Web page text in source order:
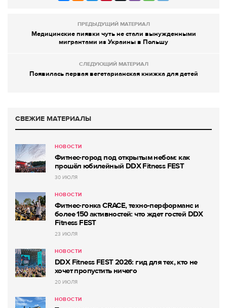
ПРЕДЫДУЩИЙ МАТЕРИАЛ
Медицинские пиявки чуть не стали вынужденными
мигрантами из Украины в Польшу
СЛЕДУЮЩИЙ МАТЕРИАЛ
Появилась первая вегетарианская книжка для детей
СВЕЖИЕ МАТЕРИАЛЫ
НОВОСТИ
Фитнес-город под открытым небом: как
прошёл юбилейный DDX Fitness FEST
30 ИЮЛЯ
НОВОСТИ
Фитнес-гонка CRACE, техно-перформанс и
более 150 активностей: что ждет гостей DDX
Fitness FEST
23 ИЮЛЯ
НОВОСТИ
DDX Fitness FEST 2026: гид для тех, кто не
хочет пропустить ничего
20 ИЮЛЯ
НОВОСТИ